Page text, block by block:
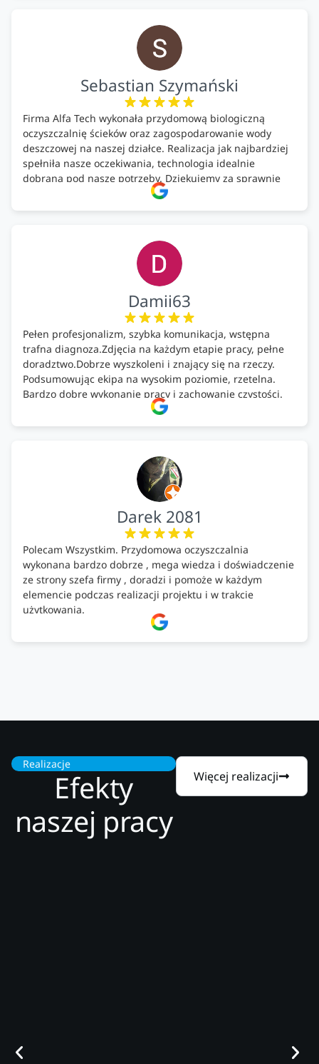
Sebastian Szymański
Firma Alfa Tech wykonała przydomową biologiczną
oczyszczalnię ścieków oraz zagospodarowanie wody
deszczowej na naszej działce. Realizacja jak najbardziej
spełniła nasze oczekiwania, technologia idealnie
dobrana pod nasze potrzeby. Dziękujemy za sprawnie
wykonany montaż w świetnej atmosferze! Polecam!
Damii63
Pełen profesjonalizm, szybka komunikacja, wstępna
trafna diagnoza.Zdjęcia na każdym etapie pracy, pełne
doradztwo.Dobrze wyszkoleni i znający się na rzeczy.
Podsumowując ekipa na wysokim poziomie, rzetelna.
Bardzo dobre wykonanie pracy i zachowanie czystości.
Darek 2081
Polecam Wszystkim. Przydomowa oczyszczalnia
wykonana bardzo dobrze , mega wiedza i doświadczenie
ze strony szefa firmy , doradzi i pomoże w każdym
elemencie podczas realizacji projektu i w trakcie
użytkowania.
Firma godna zaufania. Tak trzymać!
Realizacje
Efekty
naszej pracy
Więcej realizacji